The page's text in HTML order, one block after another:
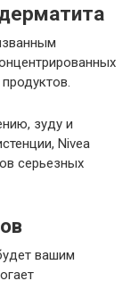
зуду и
Nivea
серьезных
вашим